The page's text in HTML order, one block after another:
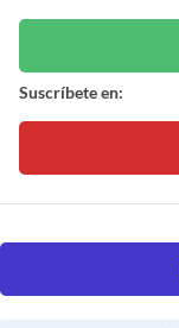
Suscríbete en: